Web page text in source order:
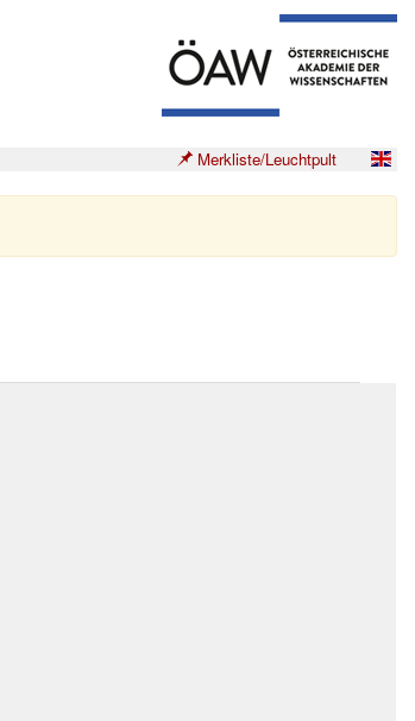
Merkliste/Leuchtpult